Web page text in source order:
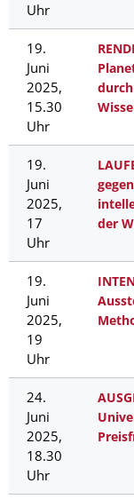
Uhr
19.
Juni
2025,
15.30
Uhr
19.
Juni
2025,
17
Uhr
der
19.
Juni
2025,
19
Uhr
24.
Juni
2025,
18.30
Uhr